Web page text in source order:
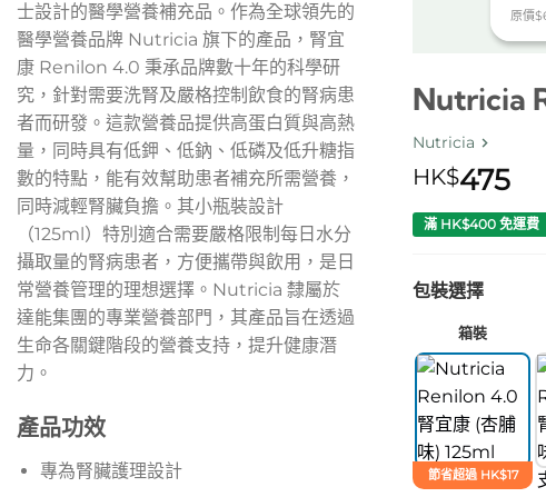
士設計的醫學營養補充品。作為全球領先的
醫學營養品牌 Nutricia 旗下的產品，腎宜
康 Renilon 4.0 秉承品牌數十年的科學研
究，針對需要洗腎及嚴格控制飲食的腎病患
者而研發。這款營養品提供高蛋白質與高熱
量，同時具有低鉀、低鈉、低磷及低升糖指
數的特點，能有效幫助患者補充所需營養，
同時減輕腎臟負擔。其小瓶裝設計
（125ml）特別適合需要嚴格限制每日水分
攝取量的腎病患者，方便攜帶與飲用，是日
常營養管理的理想選擇。Nutricia 隸屬於
達能集團的專業營養部門，其產品旨在透過
生命各關鍵階段的營養支持，提升健康潛
力。
產品功效
專為腎臟護理設計
原價
Nutricia
Nutricia
HK$475
滿 HK$400 免運費
包裝選擇
箱裝
節省超過 HK$17